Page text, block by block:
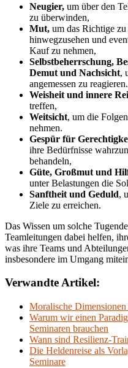
Neugier, um über den
zu überwinden,
Mut, um das Richtige
hinwegzusehen und
Kauf zu nehmen,
Selbstbeherrschung,
Demut und Nachsicht,
angemessen zu reagieren.
Weisheit und innere
treffen,
Weitsicht, um die
nehmen.
Gespür für
ihre Bedürfnisse
behandeln,
Güte, Großmut und
unter Belastungen die
Sanftheit und Geduld,
Ziele zu erreichen.
Das Wissen um solche
Teamleitungen dabei helfen,
was ihre Teams und
insbesondere im Umgang
Verwandte Artikel:
Moralische
Warum wir einen
Seminaren brauchen
Wann sind Resilienz-
Die Heldenreise als
Seminare